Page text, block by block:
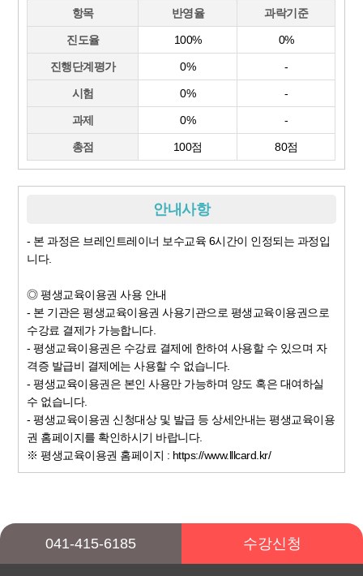
041-415-6185 수강신청
항목 반영율 과락기준
진도율 100% 0%
진행단계평가 0% -
시험 0% -
과제 0% -
총점 100점 80점
안내사항
- 본 과정은 브레인트레이너 보수교육 6시간이 인정되는 과정입
니다.
◎ 평생교육이용권 사용 안내
- 본 기관은 평생교육이용권 사용기관으로 평생교육이용권으로
수강료 결제가 가능합니다.
- 평생교육이용권은 수강료 결제에 한하여 사용할 수 있으며 자
격증 발급비 결제에는 사용할 수 없습니다.
- 평생교육이용권은 본인 사용만 가능하며 양도 혹은 대여하실
수 없습니다.
- 평생교육이용권 신청대상 및 발급 등 상세안내는 평생교육이용
권 홈페이지를 확인하시기 바랍니다.
※ 평생교육이용권 홈페이지 : https://www.lllcard.kr/